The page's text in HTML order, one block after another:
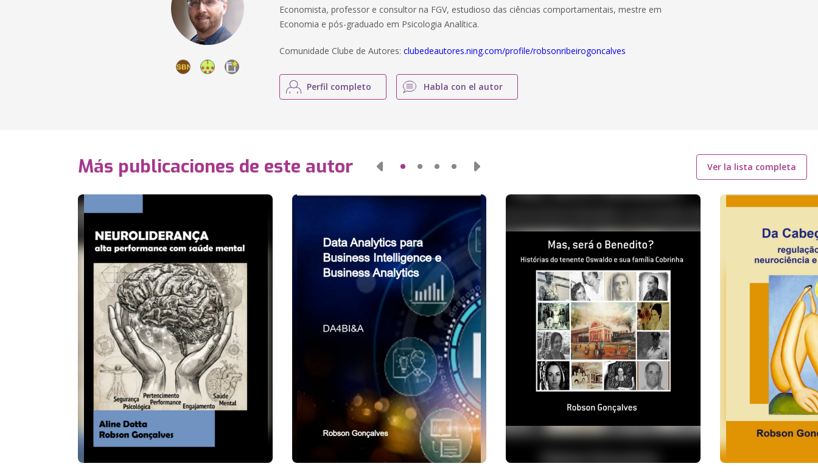
Economista, professor e consultor na FGV, estudioso das ciências comportamentais, mestre em
Economia e pós-graduado em Psicologia Analítica.
Comunidade Clube de Autores:clubedeautores.ning.com/profile/robsonribeirogoncalves
Perfil completo Habla con el autor
Más publicaciones de este autor Ver la lista completa